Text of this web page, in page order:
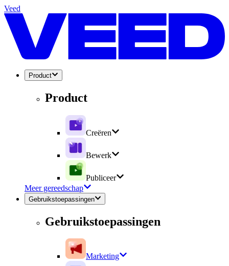
Veed
Product
Product
Creëren
Bewerk
Publiceer
Meer gereedschap
Gebruikstoepassingen
Gebruikstoepassingen
Marketing